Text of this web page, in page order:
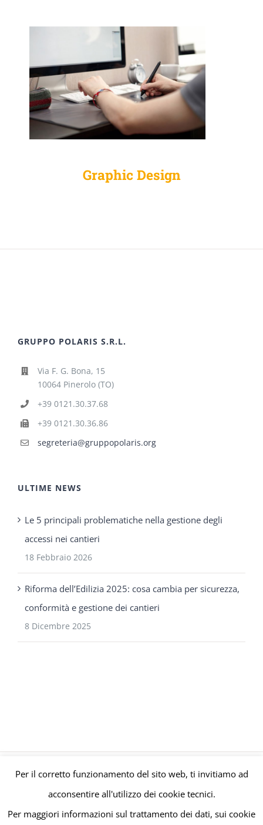
Graphic Design
GRUPPO POLARIS S.R.L.
Via F. G. Bona, 15
10064 Pinerolo (TO)
+39 0121.30.37.68
+39 0121.30.36.86
segreteria@gruppopolaris.org
ULTIME NEWS
Le 5 principali problematiche nella gestione degli
accessi nei cantieri
18 Febbraio 2026
Riforma dell’Edilizia 2025: cosa cambia per sicurezza,
conformità e gestione dei cantieri
8 Dicembre 2025
© Gruppo Polaris P.IVA C.F. Iscriz. CCIAA 08671820010 |Privacy e
Cookie Policy | Powered bymeltingmedia.it
Per il corretto funzionamento del sito web, ti invitiamo ad
acconsentire all'utilizzo dei cookie tecnici.
Per maggiori informazioni sul trattamento dei dati, sui cookie